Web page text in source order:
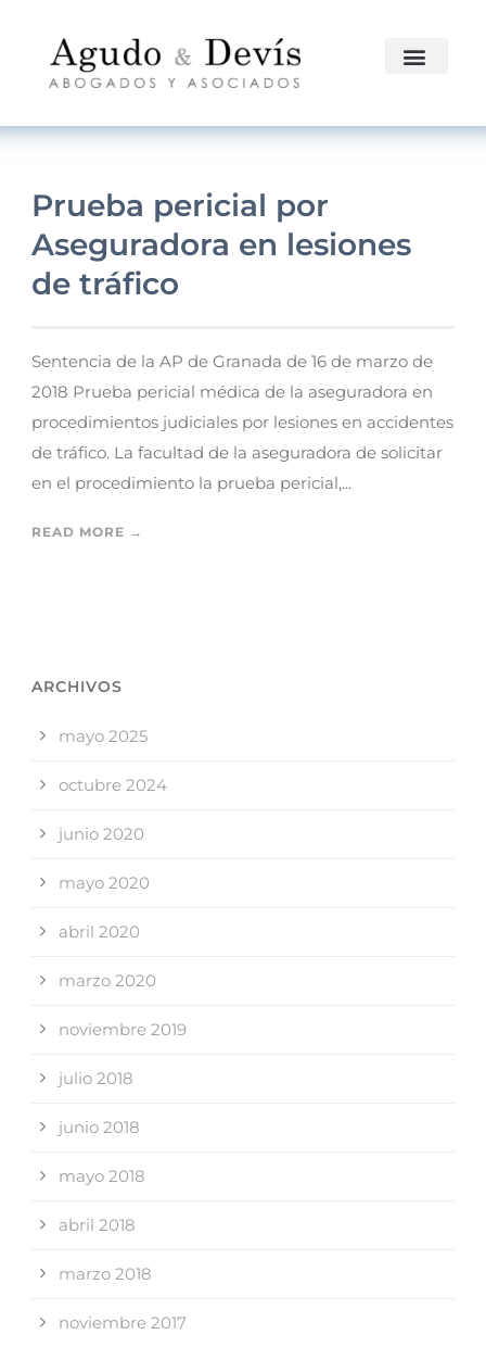
Prueba pericial por
Aseguradora en lesiones
de tráfico
Sentencia de la AP de Granada de 16 de marzo de
2018 Prueba pericial médica de la aseguradora en
procedimientos judiciales por lesiones en accidentes
de tráfico. La facultad de la aseguradora de solicitar
en el procedimiento la prueba pericial,...
READ MORE →
ARCHIVOS
mayo 2025
octubre 2024
junio 2020
mayo 2020
abril 2020
marzo 2020
noviembre 2019
julio 2018
junio 2018
mayo 2018
abril 2018
marzo 2018
noviembre 2017